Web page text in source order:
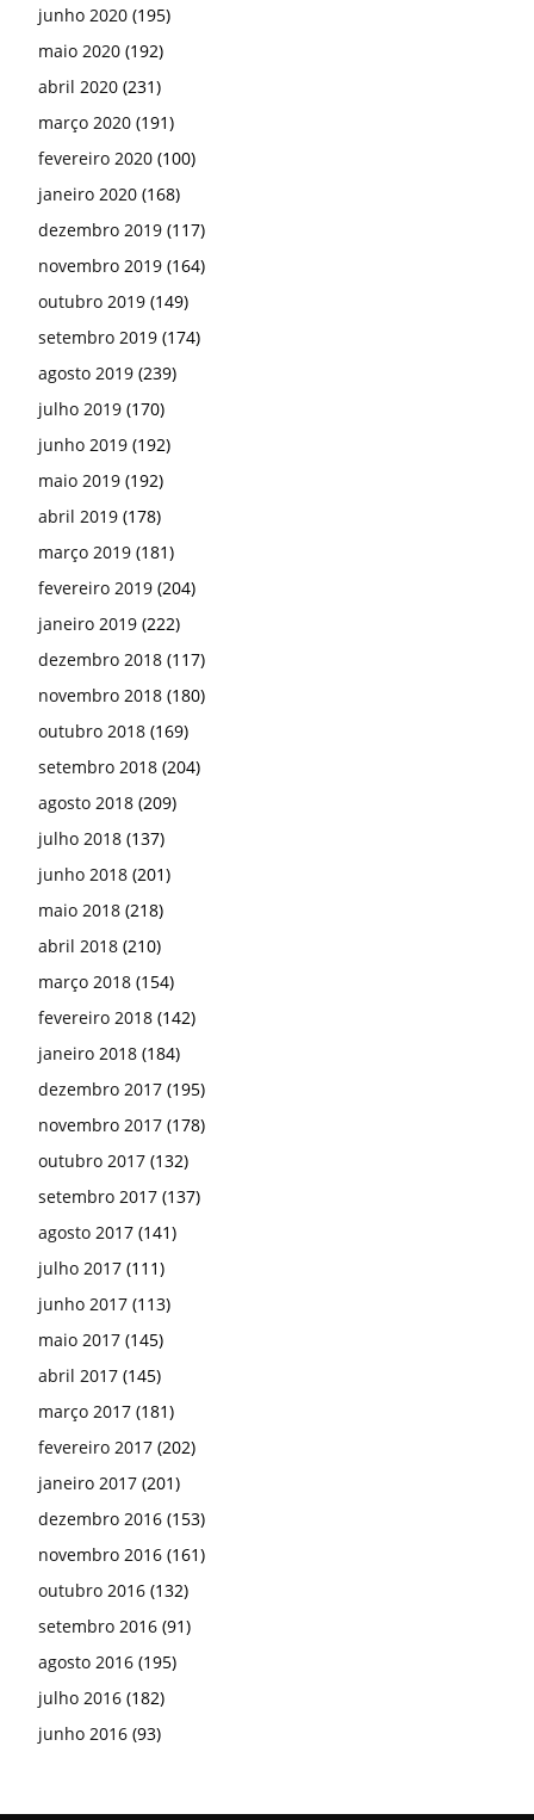
junho 2020 (195)
maio 2020 (192)
abril 2020 (231)
março 2020 (191)
fevereiro 2020 (100)
janeiro 2020 (168)
dezembro 2019 (117)
novembro 2019 (164)
outubro 2019 (149)
setembro 2019 (174)
agosto 2019 (239)
julho 2019 (170)
junho 2019 (192)
maio 2019 (192)
abril 2019 (178)
março 2019 (181)
fevereiro 2019 (204)
janeiro 2019 (222)
dezembro 2018 (117)
novembro 2018 (180)
outubro 2018 (169)
setembro 2018 (204)
agosto 2018 (209)
julho 2018 (137)
junho 2018 (201)
maio 2018 (218)
abril 2018 (210)
março 2018 (154)
fevereiro 2018 (142)
janeiro 2018 (184)
dezembro 2017 (195)
novembro 2017 (178)
outubro 2017 (132)
setembro 2017 (137)
agosto 2017 (141)
julho 2017 (111)
junho 2017 (113)
maio 2017 (145)
abril 2017 (145)
março 2017 (181)
fevereiro 2017 (202)
janeiro 2017 (201)
dezembro 2016 (153)
novembro 2016 (161)
outubro 2016 (132)
setembro 2016 (91)
agosto 2016 (195)
julho 2016 (182)
junho 2016 (93)